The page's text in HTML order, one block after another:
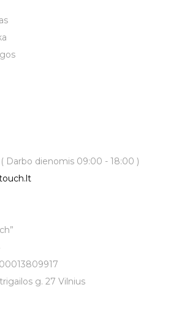
( Darbo dienomis 09:00 - 18:00 )
g. 27 Vilnius